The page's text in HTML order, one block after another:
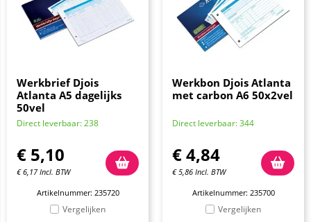
Werkbrief Djois
Atlanta A5 dagelijks
50vel
Direct leverbaar: 238
€ 5,10
€6,17 Incl. BTW
Artikelnummer: 235720
Vergelijken
Werkbon Djois Atlanta
met carbon A6 50x2vel
Direct leverbaar: 344
€4,84
€5,86 Incl. BTW
Artikelnummer: 235700
Vergelijken